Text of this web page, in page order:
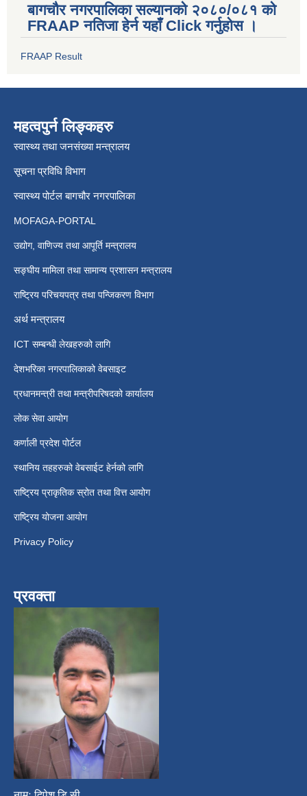
बागचौर नगरपालिका सल्यानको २०८०/०८१ को
FRAAP नतिजा हेर्न यहाँ Click गर्नुहोस ।
FRAAP Result
महत्वपुर्न लिङ्कहरु
स्वास्थ्य तथा जनसंख्या मन्त्रालय
सूचना प्रविधि विभाग
स्वास्थ्य पोर्टल बागचौर नगरपालिका
MOFAGA-PORTAL
उद्योग, वाणिज्य तथा आपूर्ति मन्त्रालय
सङ्घीय मामिला तथा सामान्य प्रशासन मन्त्रालय
राष्ट्रिय परिचयपत्र तथा पन्जिकरण विभाग
अर्थ मन्त्रालय
ICT सम्बन्धी लेखहरुको लागि
देशभरिका नगरपालिकाको वेबसाइट
प्रधानमन्त्री तथा मन्त्रीपरिषदको कार्यालय
लोक सेवा आयोग
कर्णाली प्रदेश पोर्टल
स्थानिय तहहरुको वेबसाईट हेर्नको लागि
राष्ट्रिय प्राकृतिक स्रोत तथा वित्त आयोग
राष्ट्रिय योजना आयोग
Privacy Policy
प्रवक्ता